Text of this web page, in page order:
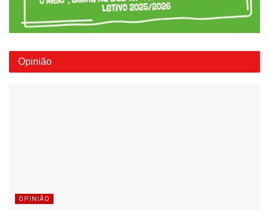
Opinião
OPINIÃO